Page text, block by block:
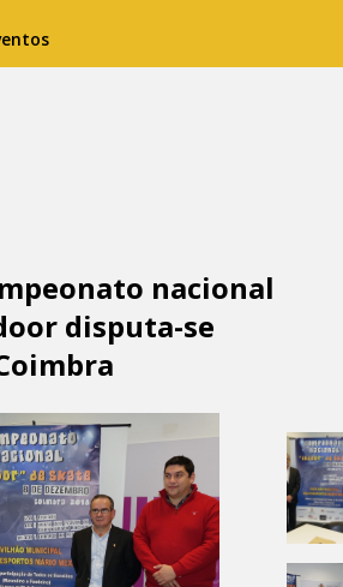
nacional
disputa-se